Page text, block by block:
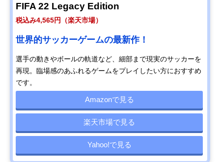
FIFA 22 Legacy Edition
税込み4,565円（楽天市場）
世界的サッカーゲームの最新作！
選手の動きやボールの軌道など、細部まで現実のサッカーを
再現。臨場感のあふれるゲームをプレイしたい方におすすめ
です。
Amazonで見る
楽天市場で見る
Yahoo!で見る